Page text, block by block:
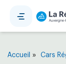
Accueil » Cars